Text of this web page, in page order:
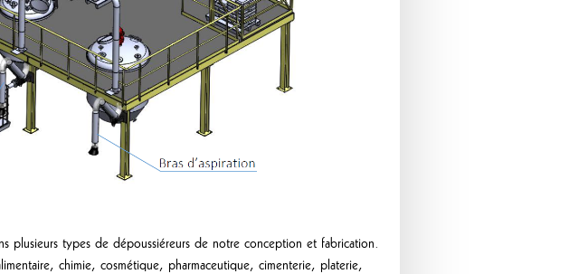
types de dépoussiéreurs de notre conception et fabrication.
chimie, cosmétique, pharmaceutique, cimenterie, platerie,